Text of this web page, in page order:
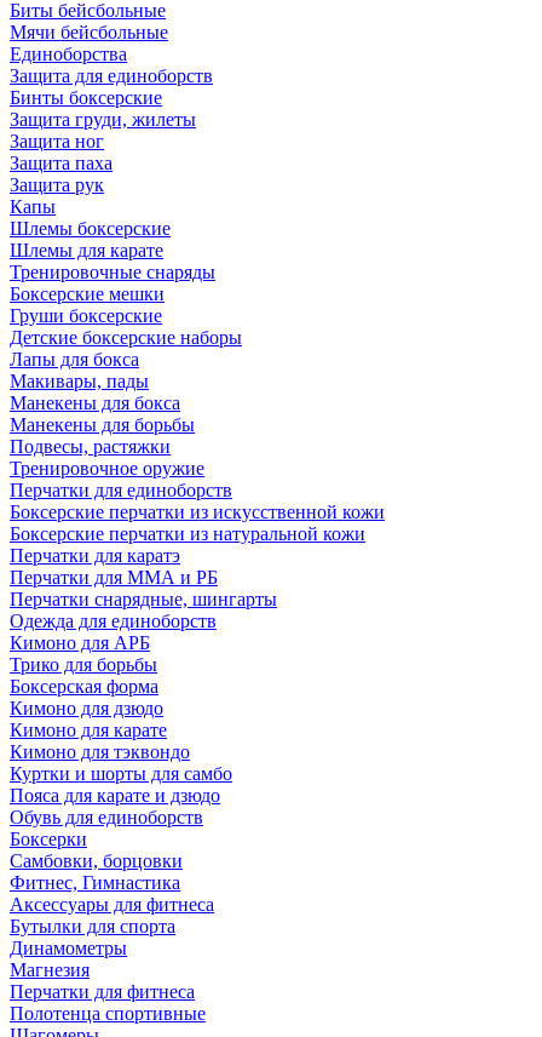
Биты бейсбольные
Мячи бейсбольные
Единоборства
Защита для единоборств
Бинты боксерские
Защита груди, жилеты
Защита ног
Защита паха
Защита рук
Капы
Шлемы боксерские
Шлемы для карате
Тренировочные снаряды
Боксерские мешки
Груши боксерские
Детские боксерские наборы
Лапы для бокса
Макивары, пады
Манекены для бокса
Манекены для борьбы
Подвесы, растяжки
Тренировочное оружие
Перчатки для единоборств
Боксерские перчатки из искусственной кожи
Боксерские перчатки из натуральной кожи
Перчатки для каратэ
Перчатки для ММА и РБ
Перчатки снарядные, шингарты
Одежда для единоборств
Кимоно для АРБ
Трико для борьбы
Боксерская форма
Кимоно для дзюдо
Кимоно для карате
Кимоно для тэквондо
Куртки и шорты для самбо
Пояса для карате и дзюдо
Обувь для единоборств
Боксерки
Самбовки, борцовки
Фитнес, Гимнастика
Аксессуары для фитнеса
Бутылки для спорта
Динамометры
Магнезия
Перчатки для фитнеса
Полотенца спортивные